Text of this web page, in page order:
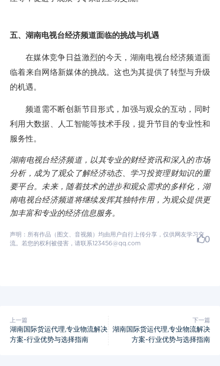
五、湖南电视台经济频道面临的挑战与机遇
在媒体竞争日益激烈的今天，湖南电视台经济频道面
临着来自网络新媒体的挑战。这也为其提供了转型与升级
的机遇。
频道需不断创新节目形式，加强与观众的互动，同时
利用大数据、人工智能等技术手段，提升节目的专业性和
服务性。
湖南电视台经济频道，以其专业的财经资讯和深入的市场
分析，成为了观众了解经济动态、学习投资理财知识的重
要平台。未来，随着技术的进步和观众需求的多样化，湖
南电视台经济频道将继续发挥其独特作用，为观众提供更
加丰富和专业的经济信息服务。
声明：所有作品（图文、音视频）均由用户自行上传分享，仅供网友学习交
流。若您的权利被侵害，请联系123456@qq.com
0
上一篇
湖南国际货运代理,专业物流解决
方案-行业优势与选择指南
下一篇
湖南国际货运代理,专业物流解决
方案-行业优势与选择指南